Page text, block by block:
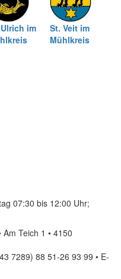
im
St. Veit im
Mühlkreis
07:30 bis 12:00 Uhr;
Teich 1 • 4150
7289) 88 51-26 93 99 • E-